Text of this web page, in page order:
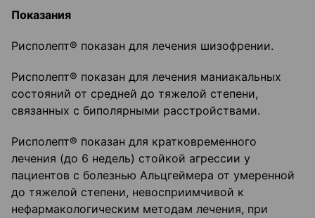
Показания
Рисполепт® показан для лечения шизофрении.
Рисполепт® показан для лечения маниакальных
состояний от средней до тяжелой степени,
связанных с биполярными расстройствами.
Рисполепт® показан для кратковременного
лечения (до 6 недель) стойкой агрессии у
пациентов с болезнью Альцгеймера от умеренной
до тяжелой степени, невосприимчивой к
нефармакологическим методам лечения, при